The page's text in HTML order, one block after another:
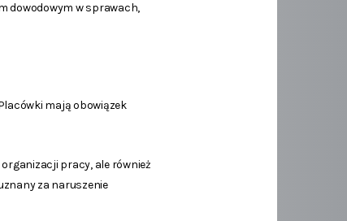
dowodowym w sprawach,
mają obowiązek
pracy, ale również
za naruszenie